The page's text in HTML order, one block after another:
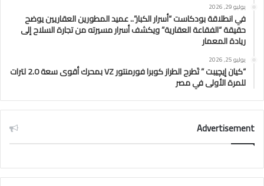
يوليو 29, 2026
في انطلاقة بودكاست “أسرار الكبار”.. عميد المطورين العقاريين يوضح
حقيقة “الفقاعة العقارية” ويكشف أسرار مسيرته من تجارة السلاح إلى
ريادة المعمار
يوليو 25, 2026
“كيان إيچيبت ” تَطرح الطراز كوبرا فورمنتور VZ بمحرك أقوى سعة 2.0 لترات
للمرة الأولى في مصر
Advertisement